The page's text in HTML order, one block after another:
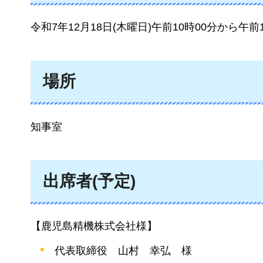
令和7年12月18日(木曜日)午前10時00分から午前
場所
知事室
出席者(予定)
【鹿児島精機株式会社様】
代表取締役 山村 幸弘
様